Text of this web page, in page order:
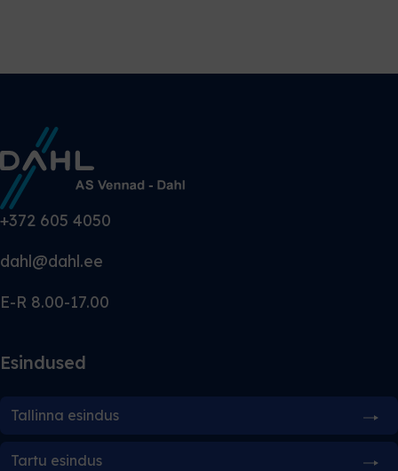
+372 605 4050
dahl@dahl.ee
E-R 8.00-17.00
Esindused
Tallinna esindus
Tartu esindus